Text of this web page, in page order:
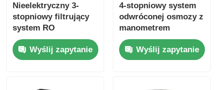
Nieelektryczny 3-
stopniowy filtrujący
system RO
napędzany
ciśnieniem Filtr
wodny z zbiornikiem
Wyślij zapytanie
4-stopniowy system
odwróconej osmozy z
manometrem
ciśnienia do użytku
domowego i małych
przedsiębiorstw
Wyślij zapytanie